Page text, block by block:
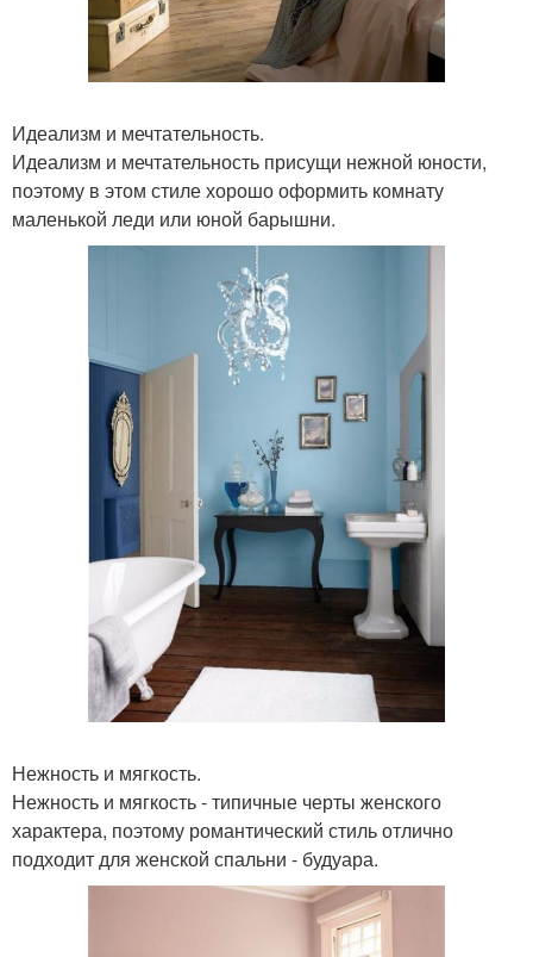
Идеализм и мечтательность.
Идеализм и мечтательность присущи нежной юности,
поэтому в этом стиле хорошо оформить комнату
маленькой леди или юной барышни.
Нежность и мягкость.
Нежность и мягкость - типичные черты женского
характера, поэтому романтический стиль отлично
подходит для женской спальни - будуара.